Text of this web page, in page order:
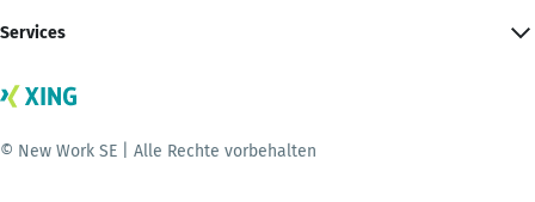
Services
© New Work SE | Alle Rechte vorbehalten